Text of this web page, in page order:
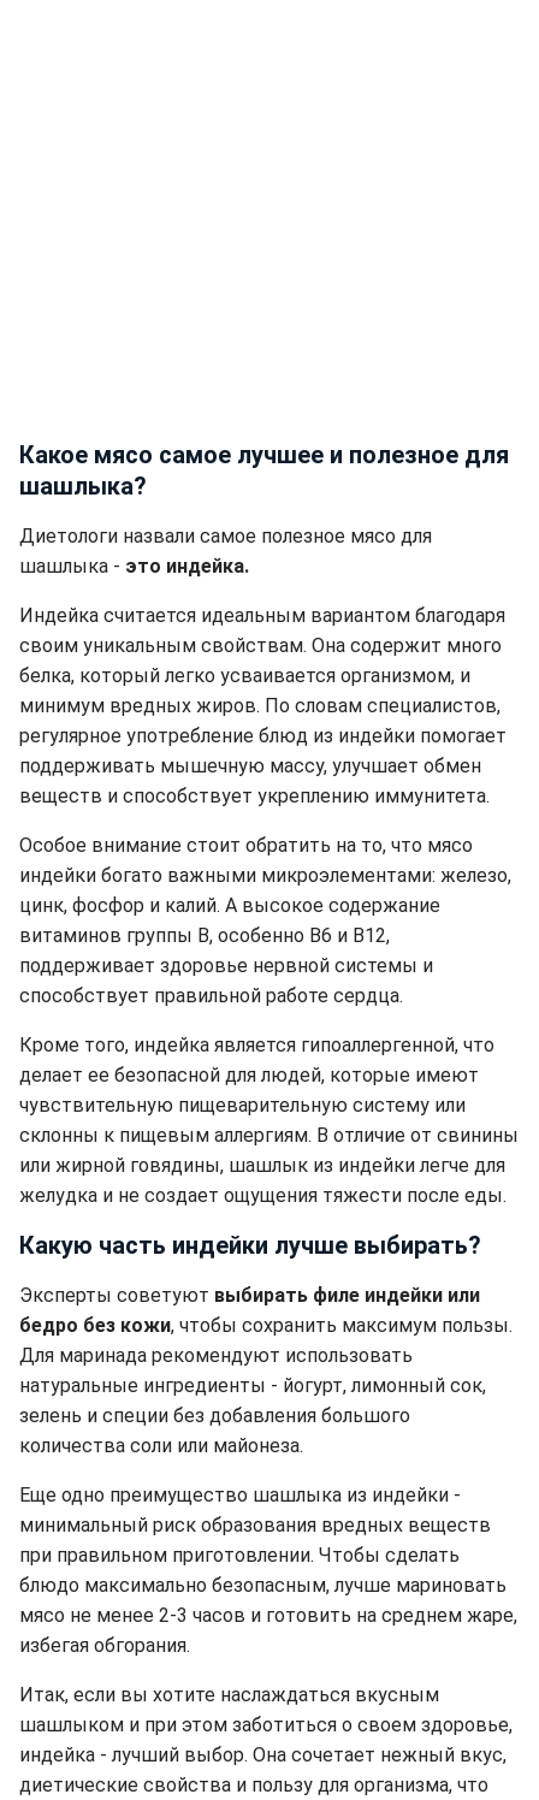
Какое мясо самое лучшее и полезное для
шашлыка?
Диетологи назвали самое полезное мясо для
шашлыка - это индейка.
Индейка считается идеальным вариантом благодаря
своим уникальным свойствам. Она содержит много
белка, который легко усваивается организмом, и
минимум вредных жиров. По словам специалистов,
регулярное употребление блюд из индейки помогает
поддерживать мышечную массу, улучшает обмен
веществ и способствует укреплению иммунитета.
Особое внимание стоит обратить на то, что мясо
индейки богато важными микроэлементами: железо,
цинк, фосфор и калий. А высокое содержание
витаминов группы B, особенно B6 и B12,
поддерживает здоровье нервной системы и
способствует правильной работе сердца.
Кроме того, индейка является гипоаллергенной, что
делает ее безопасной для людей, которые имеют
чувствительную пищеварительную систему или
склонны к пищевым аллергиям. В отличие от свинины
или жирной говядины, шашлык из индейки легче для
желудка и не создает ощущения тяжести после еды.
Какую часть индейки лучше выбирать?
Эксперты советуют выбирать филе индейки или
бедро без кожи, чтобы сохранить максимум пользы.
Для маринада рекомендуют использовать
натуральные ингредиенты - йогурт, лимонный сок,
зелень и специи без добавления большого
количества соли или майонеза.
Еще одно преимущество шашлыка из индейки -
минимальный риск образования вредных веществ
при правильном приготовлении. Чтобы сделать
блюдо максимально безопасным, лучше мариновать
мясо не менее 2-3 часов и готовить на среднем жаре,
избегая обгорания.
Итак, если вы хотите наслаждаться вкусным
шашлыком и при этом заботиться о своем здоровье,
индейка - лучший выбор. Она сочетает нежный вкус,
диетические свойства и пользу для организма, что